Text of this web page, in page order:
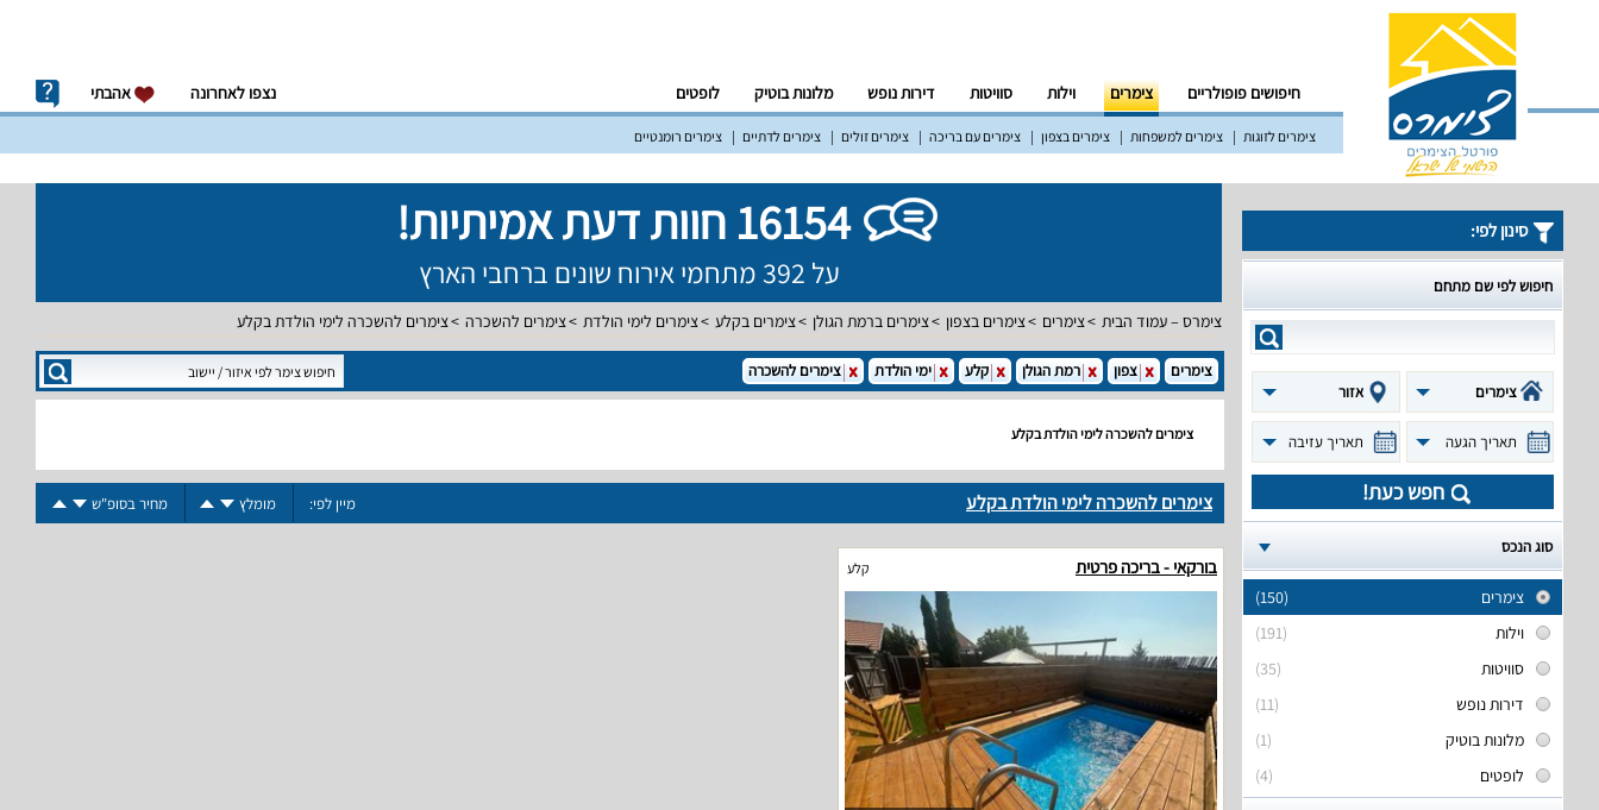
חיפושים פופולריים צימרים וילות סוויטות דירות נופש מלונות בוטיק לופטים נצפו לאחרונה אהבתי
צימרים לזוגות צימרים למשפחות צימרים בצפון צימרים עם בריכה צימרים זולים צימרים לדתיים צימרים רומנטיים
16154 חוות דעת אמיתיות!
על 392 מתחמי אירוח שונים ברחבי הארץ
צימרס – עמוד הבית צימרים צימרים בצפון צימרים ברמת הגולן צימרים בקלע צימרים לימי הולדת צימרים להשכרה צימרים להשכרה לימי הולדת בקלע
סינון לפי:
חיפוש לפי שם מתחם
צימרים אזור
תאריך הגעה תאריך עזיבה
חפש כעת!
סוג הנכס
(150)
צימרים
(191)
וילות
(35)
סוויטות
(11)
דירות נופש
(1)
מלונות בוטיק
(4)
לופטים
צימרים צפון רמת הגולן קלע ימי הולדת צימרים להשכרה
צימרים להשכרה לימי הולדת בקלע
צימרים להשכרה לימי הולדת בקלע מיין לפי: מומלץ מחיר בסופ"ש
בורקאי - בריכה פרטית קלע